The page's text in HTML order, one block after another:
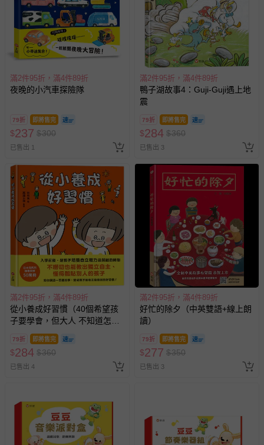
滿2件95折，滿4件89折
夜晚的小汽車探險隊
79折 即將售完
$237 $300
已售出 1
滿2件95折，滿4件89折
鴨子湖故事4：Guji-Guji遇上地
震
79折 即將售完
$284 $360
已售出 3
滿2件95折，滿4件89折
從小養成好習慣（40個希望孩
子要學會，但大人 不知道怎麼
教的生活習慣）
79折 即將售完
$284 $360
已售出 4
滿2件95折，滿4件89折
好忙的除夕（中英雙語+線上朗
讀）
79折 即將售完
$277 $350
已售出 3